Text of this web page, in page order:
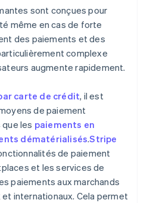
sont conçues pour
même en cas de forte
des paiements et des
complexe
augmente rapidement.
carte de crédit, il est
de paiement
les paiements en
dématérialisés.Stripe
de paiement
et les services de
paiements aux marchands
internationaux. Cela permet